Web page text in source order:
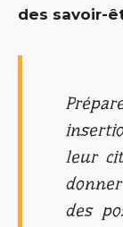
des savoir-
leur
des